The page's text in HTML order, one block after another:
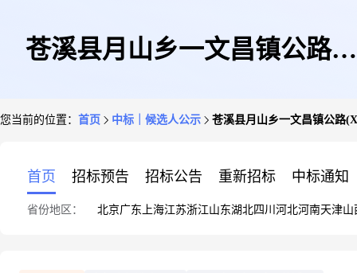
苍溪县月山乡一文昌镇公路
您当前的位置： 首页 中标｜候选人公示 苍溪县月山乡一文昌镇公路
首页 招标预告 招标公告 重新招标 中标通知
省份地区： 北京广东 上海江苏浙江山东湖北四川 河北河南天津山